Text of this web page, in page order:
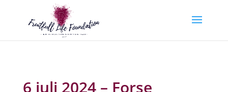
6 juli 2024 – Forse